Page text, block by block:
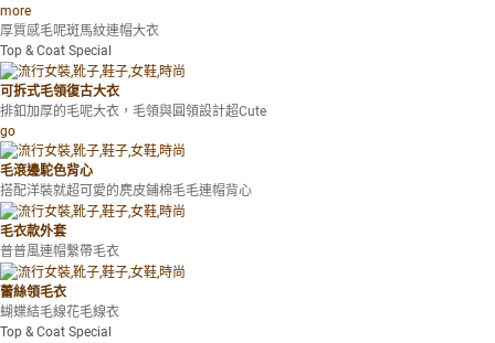
more
厚質感毛呢斑馬紋連帽大衣
Top & Coat Special
可拆式毛領復古大衣
排釦加厚的毛呢大衣，毛領與圓領設計超Cute
go
毛滾邊駝色背心
搭配洋裝就超可愛的麂皮鋪棉毛毛連帽背心
毛衣款外套
普普風連帽繫帶毛衣
蕾絲領毛衣
蝴蝶結毛線花毛線衣
Top & Coat Special